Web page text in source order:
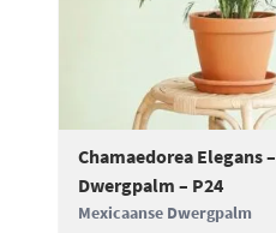
overwatering en de
- Het is aan te
pot. Op onze
verpotten van de Monstera.
weten over deMonstera
adviezen.
Chamaedorea Elegans
Dwergpalm – P24
Mexicaanse Dwergpalm